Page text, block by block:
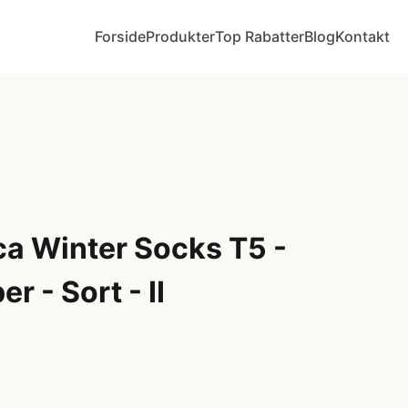
ForsideProdukterTop RabatterBlogKontakt
Winter Socks T5 -
- Sort - II